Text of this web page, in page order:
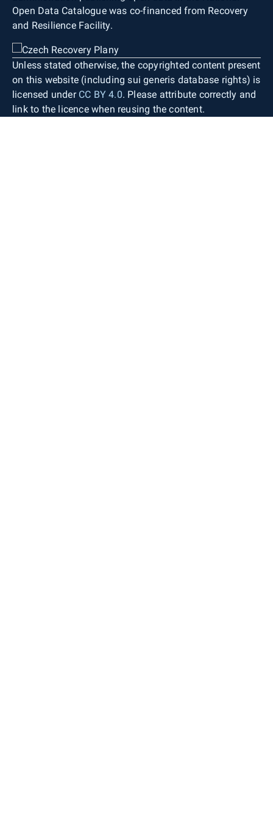
Open Data Catalogue was co-financed from Recovery
and Resilience Facility.
Unless stated otherwise, the copyrighted content present
on this website (including sui generis database rights) is
licensed under CC BY 4.0. Please attribute correctly and
link to the licence when reusing the content.